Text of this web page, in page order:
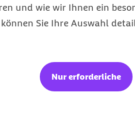
und wie wir Ihnen ein
Sie Ihre Auswahl
Nur erforderliche